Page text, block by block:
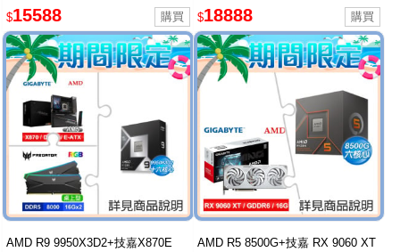
$15588 $18888
AMD R9 9950X3D2+技嘉X870E
AMD R5 8500G+技嘉 RX 9060 XT